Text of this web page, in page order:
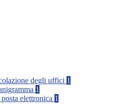
degli uffici 1
1
elettronica 1